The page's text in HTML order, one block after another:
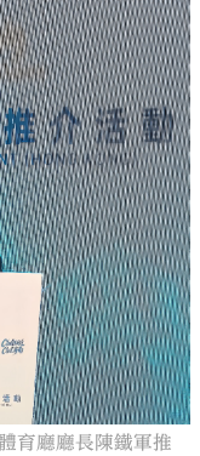
育廳廳長陳鐵軍推